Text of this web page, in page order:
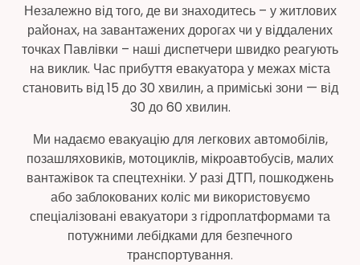
Незалежно від того, де ви знаходитесь – у житлових
районах, на завантажених дорогах чи у віддалених
точках Павлівки – наші диспетчери швидко реагують
на виклик. Час прибуття евакуатора у межах міста
становить від 15 до 30 хвилин, а приміські зони — від
30 до 60 хвилин.
Ми надаємо евакуацію для легкових автомобілів,
позашляховиків, мотоциклів, мікроавтобусів, малих
вантажівок та спецтехніки. У разі ДТП, пошкоджень
або заблокованих коліс ми використовуємо
спеціалізовані евакуатори з гідроплатформами та
потужними лебідками для безпечного
транспортування.